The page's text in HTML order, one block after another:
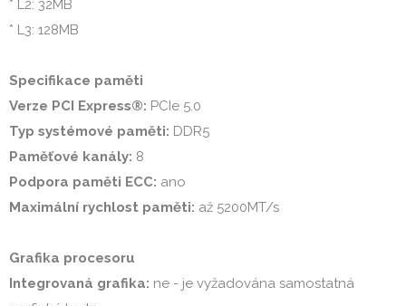
* L2: 32MB
* L3: 128MB
Specifikace paměti
Verze PCI Express®:
Typ systémové paměti:
Paměťové kanály:
Podpora paměti ECC:
Maximální rychlost paměti: až 5200MT/s
Grafika procesoru
Integrovaná grafika: ne - je vyžadována samostatná